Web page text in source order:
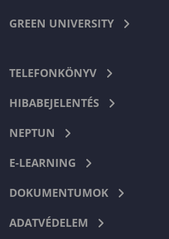
GREEN UNIVERSITY
TELEFONKÖNYV
HIBABEJELENTÉS
NEPTUN
E-LEARNING
DOKUMENTUMOK
ADATVÉDELEM